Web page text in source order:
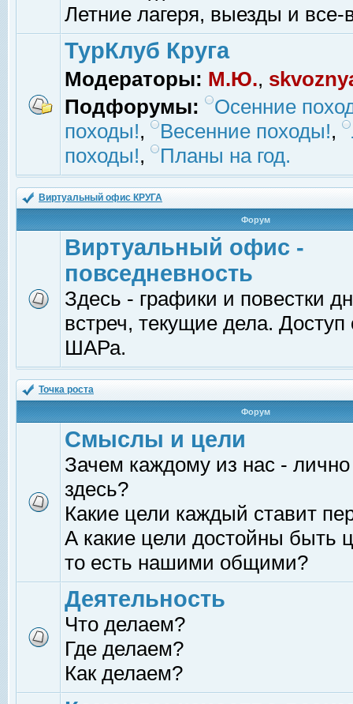
Летние лагеря, выезды и все-
ТурКлуб Круга
Модераторы: М.Ю.,
Подфорумы:
Осенние
походы!, Весенние походы!,
походы!, Планы на год.
Виртуальный офис КРУГА
Форум
Виртуальный офис -
повседневность
Здесь - графики и повестки
встреч, текущие дела.
ШАРа.
Точка роста
Форум
Смыслы и цели
Зачем каждому из нас -
здесь?
Какие цели каждый ставит
А какие цели достойны быть
то есть нашими общими?
Деятельность
Что делаем?
Где делаем?
Как делаем?